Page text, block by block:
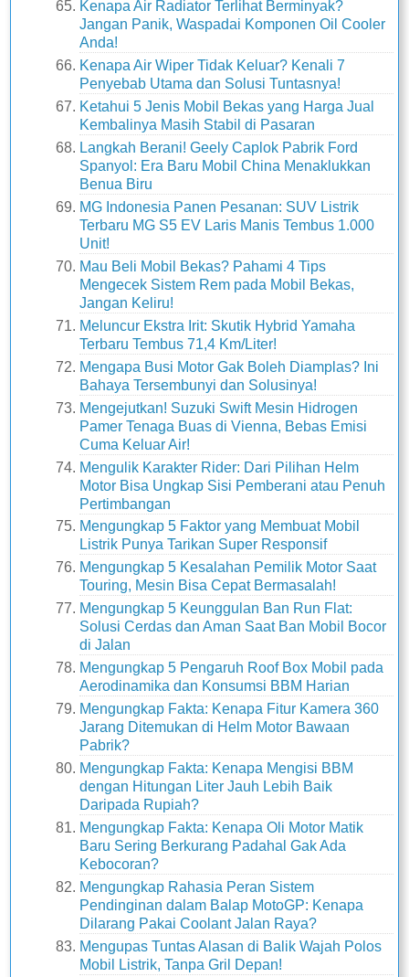
Kenapa Air Radiator Terlihat Berminyak?
Jangan Panik, Waspadai Komponen Oil Cooler
Anda!
Kenapa Air Wiper Tidak Keluar? Kenali 7
Penyebab Utama dan Solusi Tuntasnya!
Ketahui 5 Jenis Mobil Bekas yang Harga Jual
Kembalinya Masih Stabil di Pasaran
Langkah Berani! Geely Caplok Pabrik Ford
Spanyol: Era Baru Mobil China Menaklukkan
Benua Biru
MG Indonesia Panen Pesanan: SUV Listrik
Terbaru MG S5 EV Laris Manis Tembus 1.000
Unit!
Mau Beli Mobil Bekas? Pahami 4 Tips
Mengecek Sistem Rem pada Mobil Bekas,
Jangan Keliru!
Meluncur Ekstra Irit: Skutik Hybrid Yamaha
Terbaru Tembus 71,4 Km/Liter!
Mengapa Busi Motor Gak Boleh Diamplas? Ini
Bahaya Tersembunyi dan Solusinya!
Mengejutkan! Suzuki Swift Mesin Hidrogen
Pamer Tenaga Buas di Vienna, Bebas Emisi
Cuma Keluar Air!
Mengulik Karakter Rider: Dari Pilihan Helm
Motor Bisa Ungkap Sisi Pemberani atau Penuh
Pertimbangan
Mengungkap 5 Faktor yang Membuat Mobil
Listrik Punya Tarikan Super Responsif
Mengungkap 5 Kesalahan Pemilik Motor Saat
Touring, Mesin Bisa Cepat Bermasalah!
Mengungkap 5 Keunggulan Ban Run Flat:
Solusi Cerdas dan Aman Saat Ban Mobil Bocor
di Jalan
Mengungkap 5 Pengaruh Roof Box Mobil pada
Aerodinamika dan Konsumsi BBM Harian
Mengungkap Fakta: Kenapa Fitur Kamera 360
Jarang Ditemukan di Helm Motor Bawaan
Pabrik?
Mengungkap Fakta: Kenapa Mengisi BBM
dengan Hitungan Liter Jauh Lebih Baik
Daripada Rupiah?
Mengungkap Fakta: Kenapa Oli Motor Matik
Baru Sering Berkurang Padahal Gak Ada
Kebocoran?
Mengungkap Rahasia Peran Sistem
Pendinginan dalam Balap MotoGP: Kenapa
Dilarang Pakai Coolant Jalan Raya?
Mengupas Tuntas Alasan di Balik Wajah Polos
Mobil Listrik, Tanpa Gril Depan!